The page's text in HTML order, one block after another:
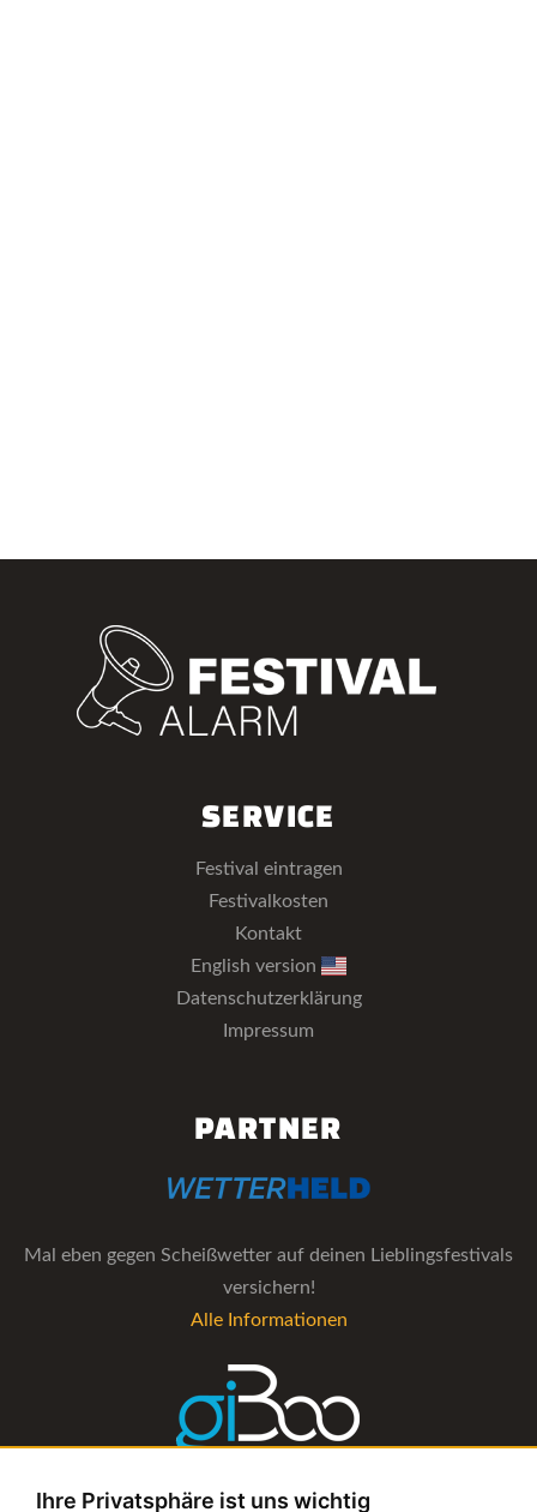
Ihre Privatsphäre ist uns wichtig
SERVICE
Festival eintragen
Festivalkosten
Kontakt
English version
Datenschutzerklärung
Impressum
PARTNER
Mal eben gegen Scheißwetter auf deinen Lieblingsfestivals
versichern!
Alle Informationen